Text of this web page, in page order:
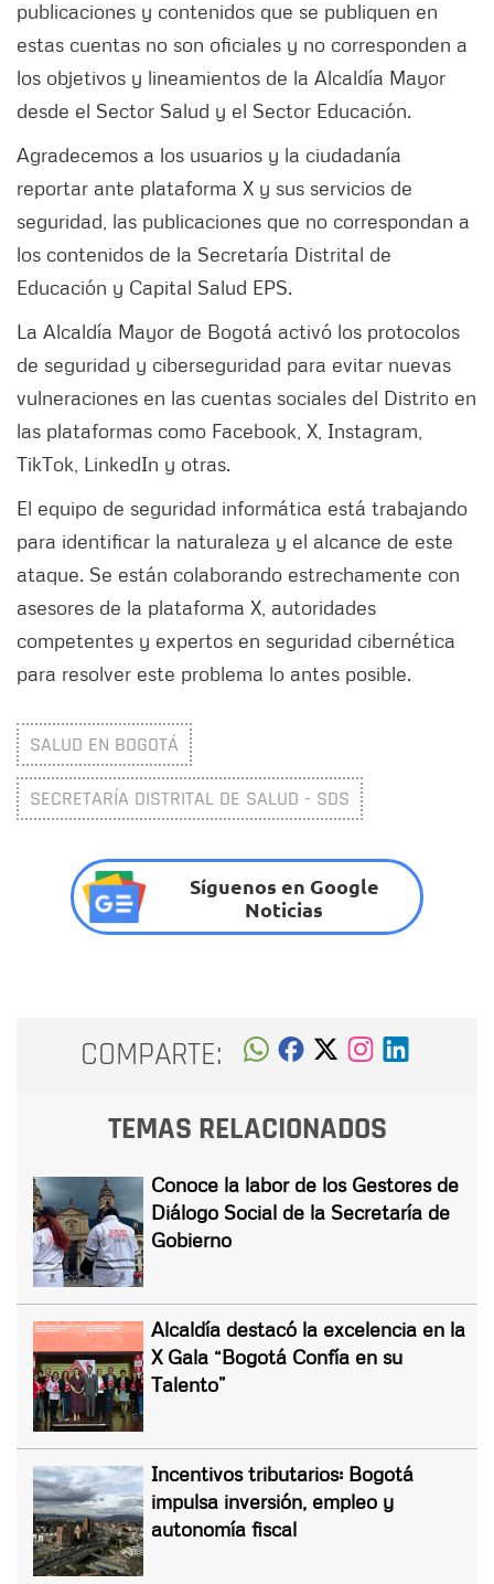
publicaciones y contenidos que se publiquen en
estas cuentas no son oficiales y no corresponden a
los objetivos y lineamientos de la Alcaldía Mayor
desde el Sector Salud y el Sector Educación.
Agradecemos a los usuarios y la ciudadanía
reportar ante plataforma X y sus servicios de
seguridad, las publicaciones que no correspondan a
los contenidos de la Secretaría Distrital de
Educación y Capital Salud EPS.
La Alcaldía Mayor de Bogotá activó los protocolos
de seguridad y ciberseguridad para evitar nuevas
vulneraciones en las cuentas sociales del Distrito en
las plataformas como Facebook, X, Instagram,
TikTok, LinkedIn y otras.
El equipo de seguridad informática está trabajando
para identificar la naturaleza y el alcance de este
ataque. Se están colaborando estrechamente con
asesores de la plataforma X, autoridades
competentes y expertos en seguridad cibernética
para resolver este problema lo antes posible.
SALUD EN BOGOTÁ
SECRETARÍA DISTRITAL DE SALUD - SDS
Síguenos en Google
Noticias
COMPARTE:
TEMAS RELACIONADOS
Conoce la labor de los Gestores de
Diálogo Social de la Secretaría de
Gobierno
Alcaldía destacó la excelencia en la
X Gala “Bogotá Confía en su
Talento”
Incentivos tributarios: Bogotá
impulsa inversión, empleo y
autonomía fiscal